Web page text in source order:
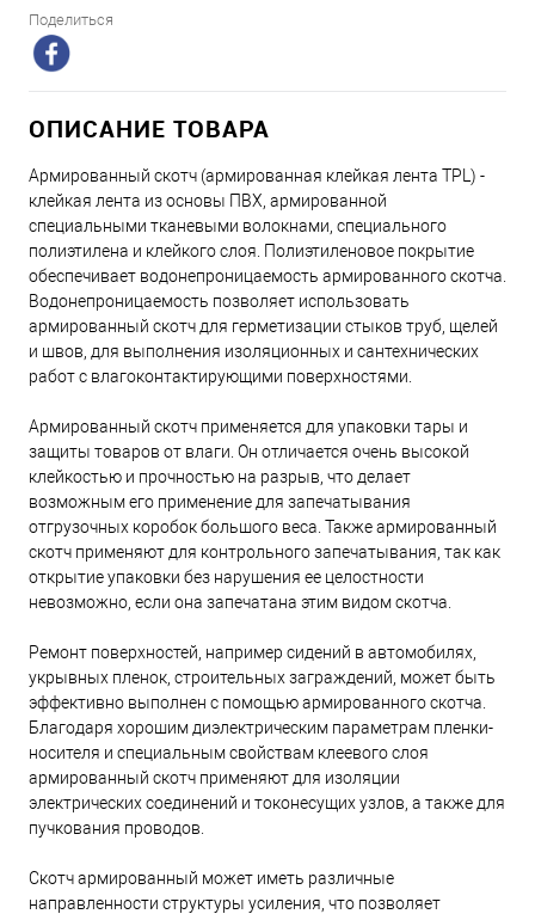
Поделиться
ОПИСАНИЕ ТОВАРА
Армированный скотч (армированная клейкая лента TPL) -
клейкая лента из основы ПВХ, армированной
специальными тканевыми волокнами, специального
полиэтилена и клейкого слоя. Полиэтиленовое покрытие
обеспечивает водонепроницаемость армированного скотча.
Водонепроницаемость позволяет использовать
армированный скотч для герметизации стыков труб, щелей
и швов, для выполнения изоляционных и сантехнических
работ с влагоконтактирующими поверхностями.
Армированный скотч применяется для упаковки тары и
защиты товаров от влаги. Он отличается очень высокой
клейкостью и прочностью на разрыв, что делает
возможным его применение для запечатывания
отгрузочных коробок большого веса. Также армированный
скотч применяют для контрольного запечатывания, так как
открытие упаковки без нарушения ее целостности
невозможно, если она запечатана этим видом скотча.
Ремонт поверхностей, например сидений в автомобилях,
укрывных пленок, строительных заграждений, может быть
эффективно выполнен с помощью армированного скотча.
Благодаря хорошим диэлектрическим параметрам пленки-
носителя и специальным свойствам клеевого слоя
армированный скотч применяют для изоляции
электрических соединений и токонесущих узлов, а также для
пучкования проводов.
Скотч армированный может иметь различные
направленности структуры усиления, что позволяет